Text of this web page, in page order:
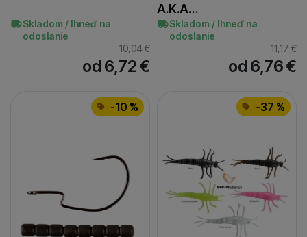
Skladom / Ihneď na
odoslanie
10,04€
od 6,72€
A.K.A…
Skladom / Ihneď na
odoslanie
11,17€
od 6,76€
-10 % -37 %